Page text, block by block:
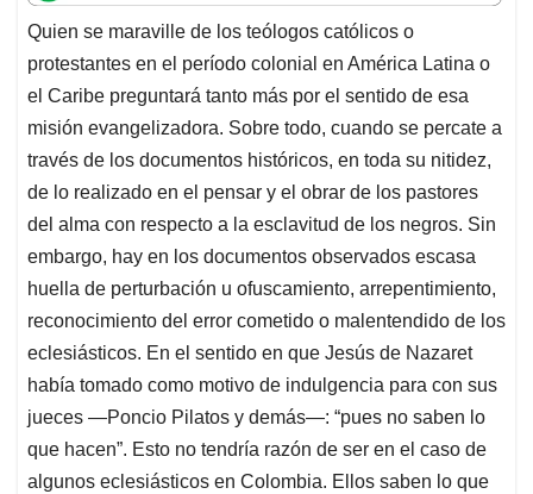
t
s
A
p
p
e
b
o
o
k
k
e
d
I
n
i
l
e
a
d
s
Quien se maraville de los teólogos católicos o
protestantes en el período colonial en América Latina o
el Caribe preguntará tanto más por el sentido de esa
misión evangelizadora. Sobre todo, cuando se percate a
través de los documentos históricos, en toda su nitidez,
de lo realizado en el pensar y el obrar de los pastores
del alma con respecto a la esclavitud de los negros. Sin
embargo, hay en los documentos observados escasa
huella de perturbación u ofuscamiento, arrepentimiento,
reconoci­miento del error cometido o malentendido de los
eclesiásticos. En el sentido en que Jesús de Nazaret
había tomado como motivo de indulgencia para con sus
jueces —Poncio Pilatos y demás—: “pues no saben lo
que hacen”. Esto no tendría razón de ser en el caso de
algunos eclesiásticos en Colombia. Ellos saben lo que